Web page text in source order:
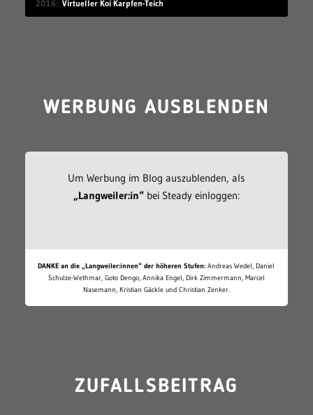
2016 Virtueller Koi Karpfen-Teich
WERBUNG AUSBLENDEN
Um Werbung im Blog auszublenden, als
„Langweiler:in“bei Steady einloggen:
DANKE an die „Langweiler:innen“ der höheren Stufen: Andreas Wedel, Daniel
Schulze-Wethmar, Goto Dengo, Annika Engel, Dirk Zimmermann, Marcel
Nasemann, Kristian Gäckle und Christian Zenker.
ZUFALLSBEITRAG